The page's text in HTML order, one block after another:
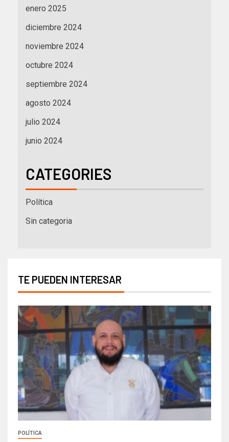
enero 2025
diciembre 2024
noviembre 2024
octubre 2024
septiembre 2024
agosto 2024
julio 2024
junio 2024
CATEGORIES
Política
Sin categoria
TE PUEDEN INTERESAR
POLÍTICA